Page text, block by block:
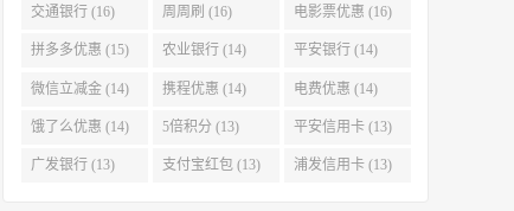
交通银行 (16) 周周刷 (16) 电影票优惠 (16)
拼多多优惠 (15) 农业银行 (14) 平安银行 (14)
微信立减金 (14) 携程优惠 (14) 电费优惠 (14)
饿了么优惠 (14) 5倍积分 (13) 平安信用卡 (13)
广发银行 (13) 支付宝红包 (13) 浦发信用卡 (13)